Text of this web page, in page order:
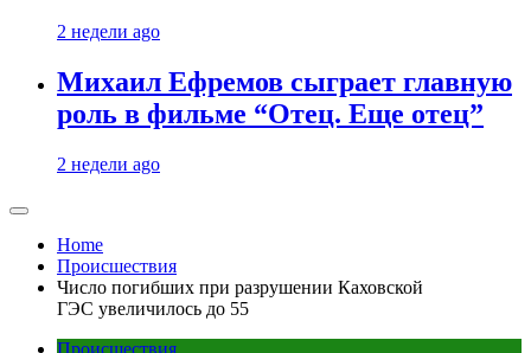
2 недели ago
Михаил Ефремов сыграет главную
роль в фильме “Отец. Еще отец”
2 недели ago
Home
Происшествия
Число погибших при разрушении Каховской
ГЭС увеличилось до 55
Происшествия